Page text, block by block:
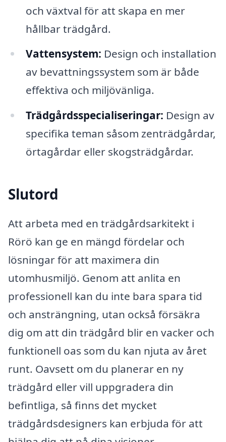
och växtval för att skapa en mer
hållbar trädgård.
Vattensystem: Design och installation
av bevattningssystem som är både
effektiva och miljövänliga.
Trädgårdsspecialiseringar: Design av
specifika teman såsom zenträdgårdar,
örtagårdar eller skogsträdgårdar.
Slutord
Att arbeta med en trädgårdsarkitekt i
Rörö kan ge en mängd fördelar och
lösningar för att maximera din
utomhusmiljö. Genom att anlita en
professionell kan du inte bara spara tid
och ansträngning, utan också försäkra
dig om att din trädgård blir en vacker och
funktionell oas som du kan njuta av året
runt. Oavsett om du planerar en ny
trädgård eller vill uppgradera din
befintliga, så finns det mycket
trädgårdsdesigners kan erbjuda för att